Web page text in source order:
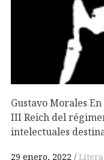
Gustavo Morales
III Reich del
intelectuales
29 enero, 2022